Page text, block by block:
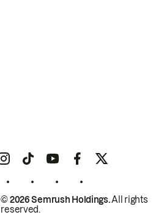
© 2026 Semrush Holdings.All rights
reserved.